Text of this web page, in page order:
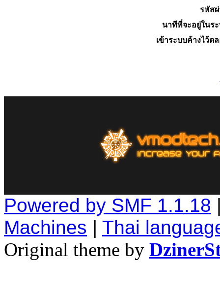
รหัส
นาทีที่จะอยู่ในร
เข้าระบบค้างไว้ต
Powered by SMF 1.1.18
Machines | Thai
Original theme by